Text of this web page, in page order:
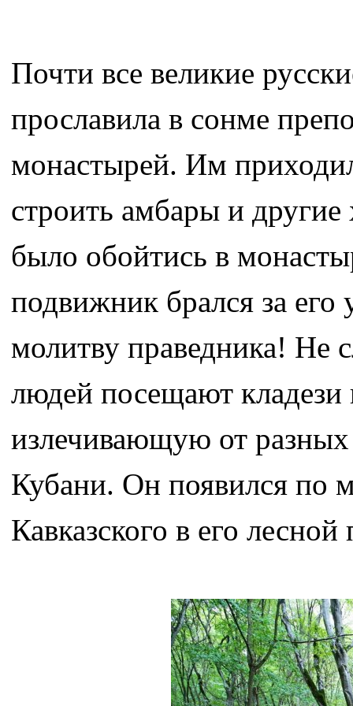
Почти все великие
прославила в сонме
монастырей. Им
строить амбары и
было обойтись в
подвижник брался за
молитву праведника! Не
людей посещают кладези
излечивающую от разных
Кубани. Он появился по
Кавказского в его